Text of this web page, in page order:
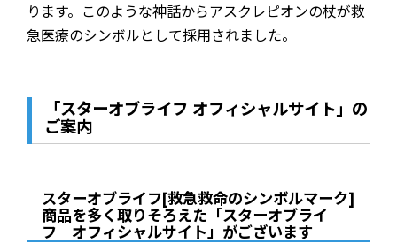
ります。このような神話からアスクレピオンの杖が救
急医療のシンボルとして採用されました。
「スターオブライフ オフィシャルサイト」の
ご案内
スターオブライフ[救急救命のシンボルマーク]
商品を多く取りそろえた「スターオブライ
フ オフィシャルサイト」がございます